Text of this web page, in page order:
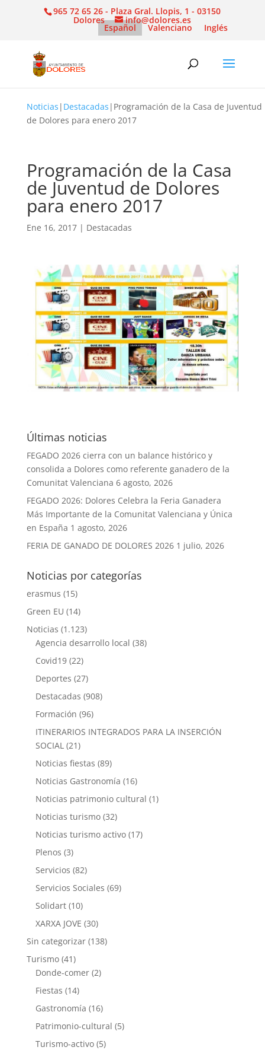
965 72 65 26 - Plaza Gral. Llopis, 1 - 03150
Dolores info@dolores.es
Español Valenciano Inglés
Noticias | Destacadas | Programación de la Casa de Juventud
de Dolores para enero 2017
Programación de la Casa
de Juventud de Dolores
para enero 2017
Ene 16, 2017| Destacadas
Últimas noticias
FEGADO 2026 cierra con un balance histórico y
consolida a Dolores como referente ganadero de la
Comunitat Valenciana 6 agosto, 2026
FEGADO 2026: Dolores Celebra la Feria Ganadera
Más Importante de la Comunitat Valenciana y Única
en España 1 agosto, 2026
FERIA DE GANADO DE DOLORES 2026 1 julio, 2026
Noticias por categorías
erasmus (15)
Green EU (14)
Noticias (1.123)
Agencia desarrollo local (38)
Covid19(22)
Deportes (27)
Destacadas (908)
Formación (96)
ITINERARIOS INTEGRADOS PARA LA INSERCIÓN
SOCIAL(21)
Noticias fiestas (89)
Noticias Gastronomía (16)
Noticias patrimonio cultural (1)
Noticias turismo(32)
Noticias turismo activo(17)
Plenos (3)
Servicios (82)
Servicios Sociales (69)
Solidart(10)
XARXA JOVE (30)
Sin categorizar(138)
Turismo(41)
Donde-comer(2)
Fiestas (14)
Gastronomía (16)
Patrimonio-cultural (5)
Turismo-activo(5)